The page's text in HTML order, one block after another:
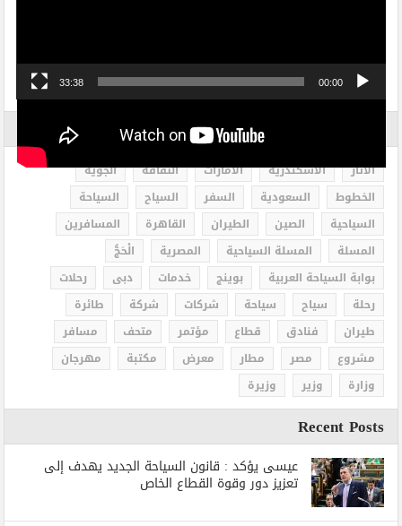
00:00
33:38
الاثار الاسكندرية الامارات الثقافة
الجوية
الخطوط
السعودية السفر السياح
السياحة
السياحية
الصين الطيران القاهرة
المسافرين
المسلة
المسلة السياحية المصرية
الْحَجُّ
بوابة السياحة العربية
بوينج خدمات دبى
رحلات
رحلة
سياح سياحة شركات شركة
طائرة
طيران
فنادق قطاع مؤتمر متحف
مسافر
مشروع
مصر مطار معرض مكتبة
مهرجان
وزارة
وزير وزيرة
Recent Posts
عيسى يؤكد : قانون السياحة الجديد يهدف إلى
تعزيز دور وقوة القطاع الخاص